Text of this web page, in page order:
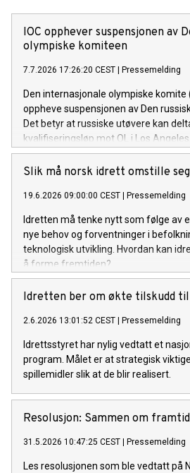
IOC opphever suspensjonen av
olympiske komiteen
7.7.2026 17:26:20 CEST Pressemelding
Den internasjonale olympiske komite
oppheve suspensjonen av Den
Det betyr at russiske utøvere kan
kvalifiseringsløp mot OL i Los
troverdig anti-doping regime.
Slik må norsk idrett omstille
19.6.2026 09:00:00 CEST Pressemelding
Idretten må tenke nytt som følge av
nye behov og forventninger i
teknologisk utvikling. Hvordan kan
å forme fremtiden?
Idretten ber om økte tilskudd
2.6.2026 13:01:52 CEST Pressemelding
Idrettsstyret har nylig vedtatt et
program. Målet er at strategisk
spillemidler slik at de blir realisert.
Resolusjon: Sammen om
31.5.2026 10:47:25 CEST Pressemelding
Les resolusjonen som ble vedtatt på